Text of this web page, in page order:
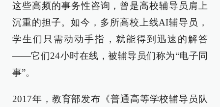
这些高频的事务性咨询，曾是高校辅导员肩上
沉重的担子。如今，多所高校上线AI辅导员，
学生们只需动动手指，就能得到迅速的解答
——它们24小时在线，被辅导员们称为“电子同
事”。
2017年，教育部发布《普通高等学校辅导员队